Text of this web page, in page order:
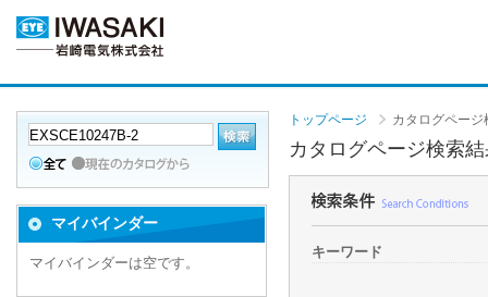
トップページ カタログページ
カタログページ検索
キーワード
マイバインダー
マイバインダーは空です。